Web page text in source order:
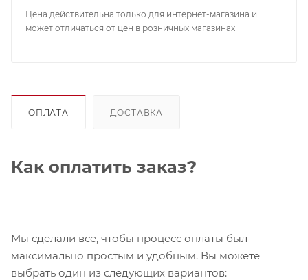
Цена действительна только для интернет-магазина и
может отличаться от цен в розничных магазинах
ОПЛАТА ДОСТАВКА
Как оплатить заказ?
Мы сделали всё, чтобы процесс оплаты был
максимально простым и удобным. Вы можете
выбрать один из следующих вариантов: